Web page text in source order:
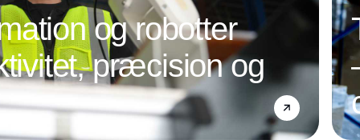
og robotter
præcision og